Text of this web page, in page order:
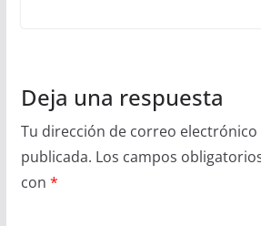
Deja una respuesta
Tu dirección de correo electrónico
publicada. Los campos
con *